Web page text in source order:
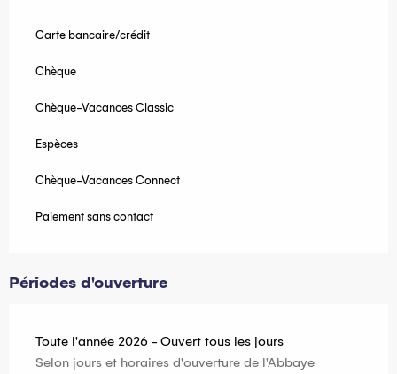
Carte bancaire/crédit
Chèque
Chèque-Vacances Classic
Espèces
Chèque-Vacances Connect
Paiement sans contact
Périodes d'ouverture
Toute l'année 2026 - Ouvert tous les jours
Selon jours et horaires d'ouverture de l'Abbaye